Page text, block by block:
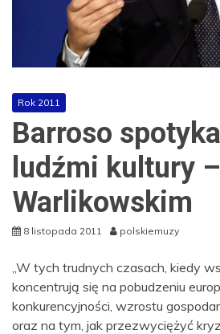
Rok 2011
Barroso
ludźmi kultury
Warlikowskim
8 listopada 2011 polskiemuzy
„W tych trudnych czasach, kiedy
koncentrują się na pobudzeniu
konkurencyjności, wzrostu
oraz na tym, jak przezwyciężyć